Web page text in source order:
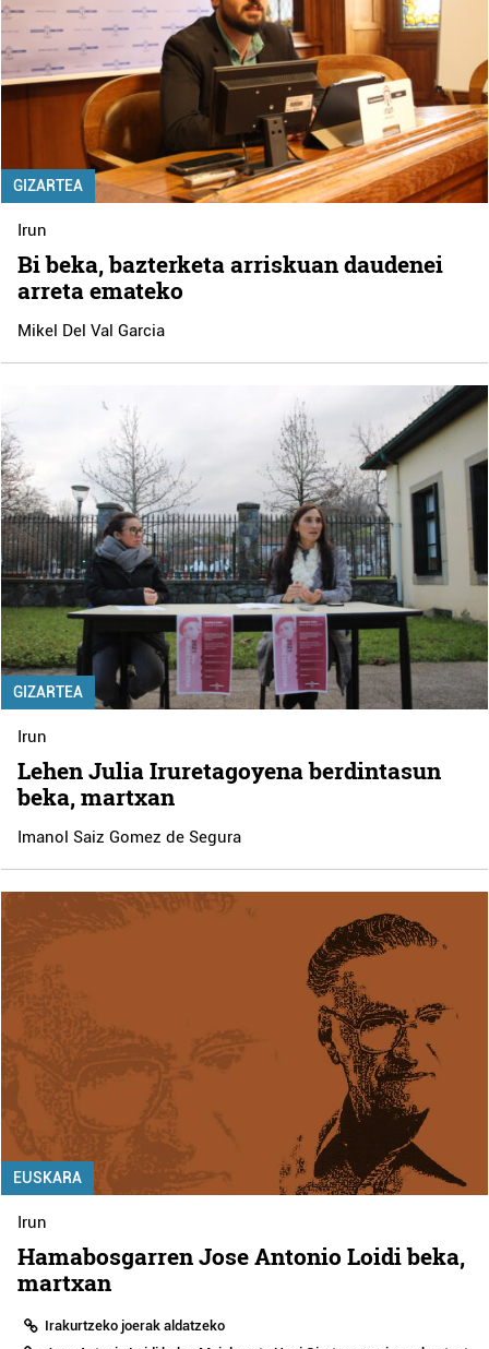
GIZARTEA
Irun
Bi beka, bazterketa arriskuan daudenei
arreta emateko
Mikel Del Val Garcia
GIZARTEA
Irun
Lehen Julia Iruretagoyena berdintasun
beka, martxan
Imanol Saiz Gomez de Segura
EUSKARA
Irun
Hamabosgarren Jose Antonio Loidi beka,
martxan
Irakurtzeko joerak aldatzeko